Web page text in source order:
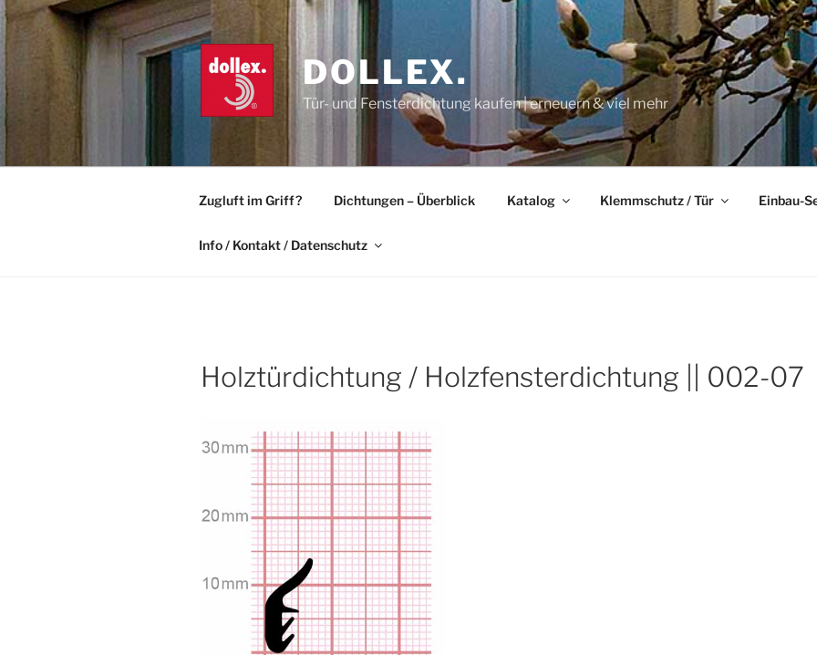
Zum
Inhalt
springen
DOLLEX.
Tür- und Fensterdichtung kaufen | erneuern & viel mehr
Zugluft im Griff? Dichtungen – Überblick Katalog Klemmschutz / Tür Einbau-
Info / Kontakt / Datenschutz
Holztürdichtung / Holzfensterdichtung || 002-07